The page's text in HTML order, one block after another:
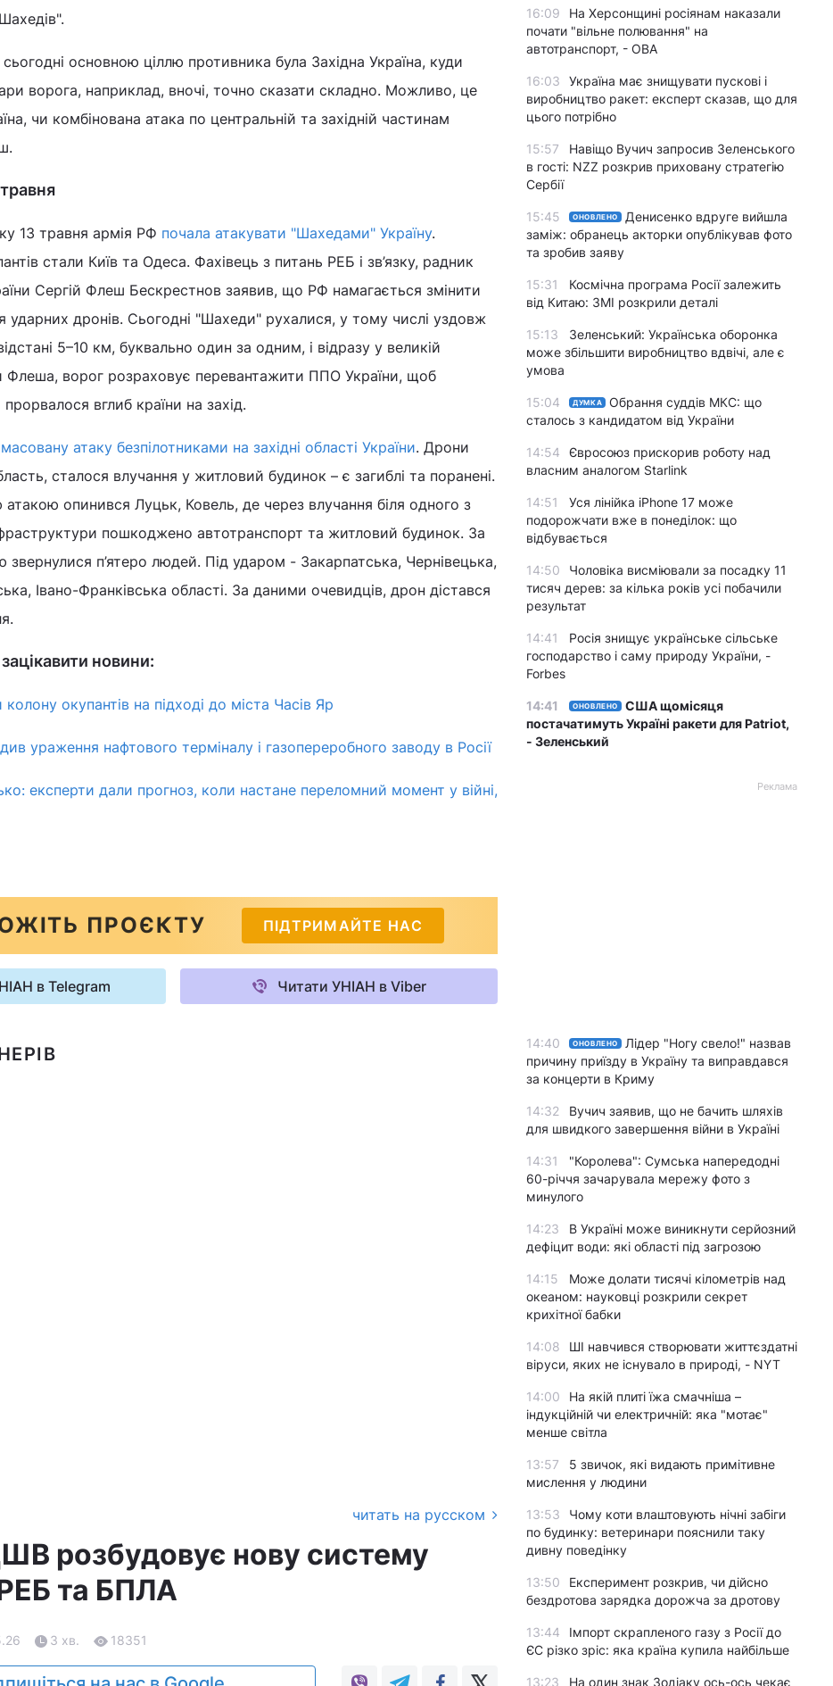
основною ціллю противника була Західна Україна, куди
ворога, наприклад, вночі, точно сказати складно. Можливо, це
чи комбінована атака по центральній та західній частинам
13 травня армія РФ почала атакувати "Шахедами" Україну.
стали Київ та Одеса. Фахівець з питань РЕБ і зв’язку, радник
Сергій Флеш Бескрестнов заявив, що РФ намагається змінити
ударних дронів. Сьогодні "Шахеди" рухалися, у тому числі уздовж
5–10 км, буквально один за одним, і відразу у великій
Флеша, ворог розраховує перевантажити ППО України, щоб
вглиб країни на захід.
атаку безпілотниками на західні області України. Дрони
сталося влучання у житловий будинок – є загиблі та поранені.
опинився Луцьк, Ковель, де через влучання біля одного з
пошкоджено автотранспорт та житловий будинок. За
п’ятеро людей. Під ударом - Закарпатська, Чернівецька,
Івано-Франківська області. За даними очевидців, дрон дістався
новини:
окупантів на підході до міста Часів Яр
ураження нафтового терміналу і газопереробного заводу в Росії
експерти дали прогноз, коли настане переломний момент у війні,
ПРОЄКТУ ПІДТРИМАЙТЕ НАС
в Telegram Читати УНІАН в Viber
читать на русском
розбудовує нову систему
та БПЛА
3 хв. 18351
16:09
На Херсонщині росіянам наказали
почати "вільне полювання" на
автотранспорт, - ОВА
16:03
Україна має знищувати пускові і
виробництво ракет: експерт сказав, що для
цього потрібно
15:57
Навіщо Вучич запросив Зеленського
в гості: NZZ розкрив приховану стратегію
Сербії
15:45 ОНОВЛЕНО
Денисенко вдруге вийшла
заміж: обранець акторки опублікував фото
та зробив заяву
15:31
Космічна програма Росії залежить
від Китаю: ЗМІ розкрили деталі
15:13
Зеленський: Українська оборонка
може збільшити виробництво вдвічі, але є
умова
15:04 ДУМКА
Обрання суддів МКС: що
сталось з кандидатом від України
14:54
Євросоюз прискорив роботу над
власним аналогом Starlink
14:51
Уся лінійка iPhone 17 може
подорожчати вже в понеділок: що
відбувається
14:50
Чоловіка висміювали за посадку 11
тисяч дерев: за кілька років усі побачили
результат
14:41
Росія знищує українське сільське
господарство і саму природу України, -
Forbes
14:41 ОНОВЛЕНО
США щомісяця
постачатимуть Україні ракети для Patriot,
- Зеленський
Реклама
14:40 ОНОВЛЕНО
Лідер "Ногу свело!" назвав
причину приїзду в Україну та виправдався
за концерти в Криму
14:32
Вучич заявив, що не бачить шляхів
для швидкого завершення війни в Україні
14:31
"Королева": Сумська напередодні
60-річчя зачарувала мережу фото з
минулого
14:23
В Україні може виникнути серйозний
дефіцит води: які області під загрозою
14:15
Може долати тисячі кілометрів над
океаном: науковці розкрили секрет
крихітної бабки
14:08
ШІ навчився створювати життєздатні
віруси, яких не існувало в природі, - NYT
14:00
На якій плиті їжа смачніша –
індукційній чи електричній: яка "мотає"
менше світла
13:57
5 звичок, які видають примітивне
мислення у людини
13:53
Чому коти влаштовують нічні забіги
по будинку: ветеринари пояснили таку
дивну поведінку
13:50
Експеримент розкрив, чи дійсно
бездротова зарядка дорожча за дротову
13:44
Імпорт скрапленого газу з Росії до
ЄС різко зріс: яка країна купила найбільше
13:23 На один знак Зодіаку ось-ось чекає